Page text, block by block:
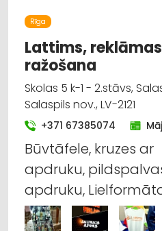
Rīga
Lattims, reklāmas
ražošana
Skolas 5 k-1 - 2.stāvs,
Salaspils nov., LV-2121
+371 67385074
Būvtāfele, kruzes ar
apdruku,
apdruku,